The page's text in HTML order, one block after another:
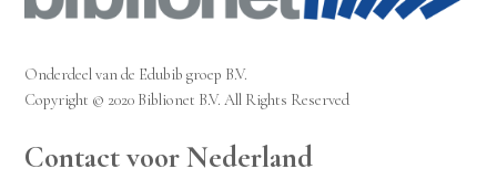
Onderdeel van de Edubib groep B.V.
Copyright © 2020 Biblionet B.V. All Rights Reserved
Contact voor Nederland